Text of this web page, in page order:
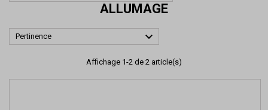
ALLUMAGE
Pertinence 
Affichage 1-2 de 2 article(s)